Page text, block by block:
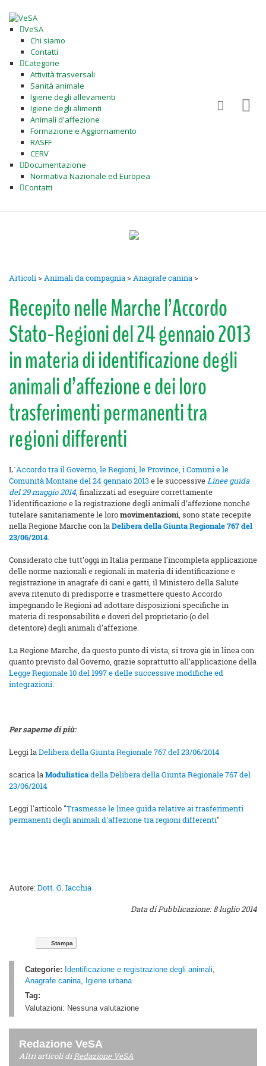
VeSA
Chi siamo
Contatti
Categorie
Attività trasversali
Sanità animale
Igiene degli allevamenti
Igiene degli alimenti
Animali d'affezione
Formazione e Aggiornamento
RASFF
CERV
Documentazione
Normativa Nazionale ed Europea
Contatti
Articoli>Animali da compagnia>Anagrafe canina>
Recepito nelle Marche l’Accordo
Stato-Regioni del 24 gennaio 2013
in materia di identificazione degli
animali d’affezione e dei loro
trasferimenti permanenti tra
regioni differenti
L´Accordo tra il Governo, le Regioni, le Province, i Comuni e le
Comunità Montane del 24 gennaio 2013e le successiveLinee guida
del 29 maggio 2014, finalizzati ad eseguire correttamente
l'identificazione e la registrazione degli animali d’affezione nonché
tutelare sanitariamente le loromovimentazioni, sono state recepite
nella Regione Marche con laDelibera della Giunta Regionale 767 del
23/06/2014.
Considerato che tutt’oggi in Italia permane l’incompleta applicazione
delle norme nazionali e regionali in materia di identificazione e
registrazione in anagrafe di cani e gatti, il Ministero della Salute
aveva ritenuto di predisporre e trasmettere questo Accordo
impegnando le Regioni ad adottare disposizioni specifiche in
materia di responsabilità e doveri del proprietario (o del
detentore) degli animali d’affezione.
La Regione Marche, da questo punto di vista, si trova già in linea con
quanto previsto dal Governo, grazie soprattutto all’applicazione della
Legge Regionale 10 del 1997 e delle successive modifiche ed
integrazioni.
Per saperne di più:
Leggi laDelibera della Giunta Regionale 767 del 23/06/2014
scarica laModulisticadella Delibera della Giunta Regionale 767 del
23/06/2014
Leggi l'articolo "Trasmesse le linee guida relative ai trasferimenti
permanenti degli animali d'affezione tra regioni differenti"
Autore:Dott. G. Iacchia
Data di Pubblicazione: 8 luglio 2014
Stampa
Categorie: Identificazione e registrazione degli animali,
Anagrafe canina, Igiene urbana
Tag:
Valutazioni: Nessuna valutazione
Redazione VeSA
Altri articoli diRedazione VeSA